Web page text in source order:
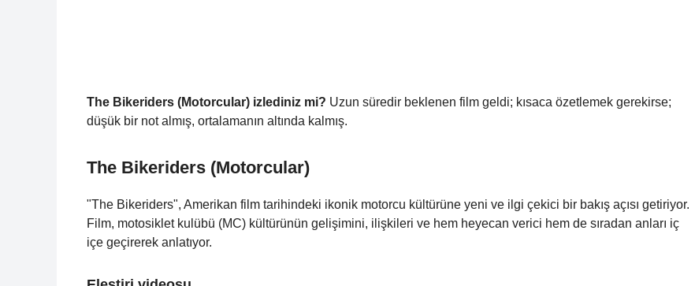
The Bikeriders (Motorcular) izlediniz mi? Uzun süredir beklenen film geldi; kısaca özetlemek gerekirse;
düşük bir not almış, ortalamanın altında kalmış.
The Bikeriders (Motorcular)
"The Bikeriders", Amerikan film tarihindeki ikonik motorcu kültürüne yeni ve ilgi çekici bir bakış açısı getiriyor.
Film, motosiklet kulübü (MC) kültürünün gelişimini, ilişkileri ve hem heyecan verici hem de sıradan anları iç
içe geçirerek anlatıyor.